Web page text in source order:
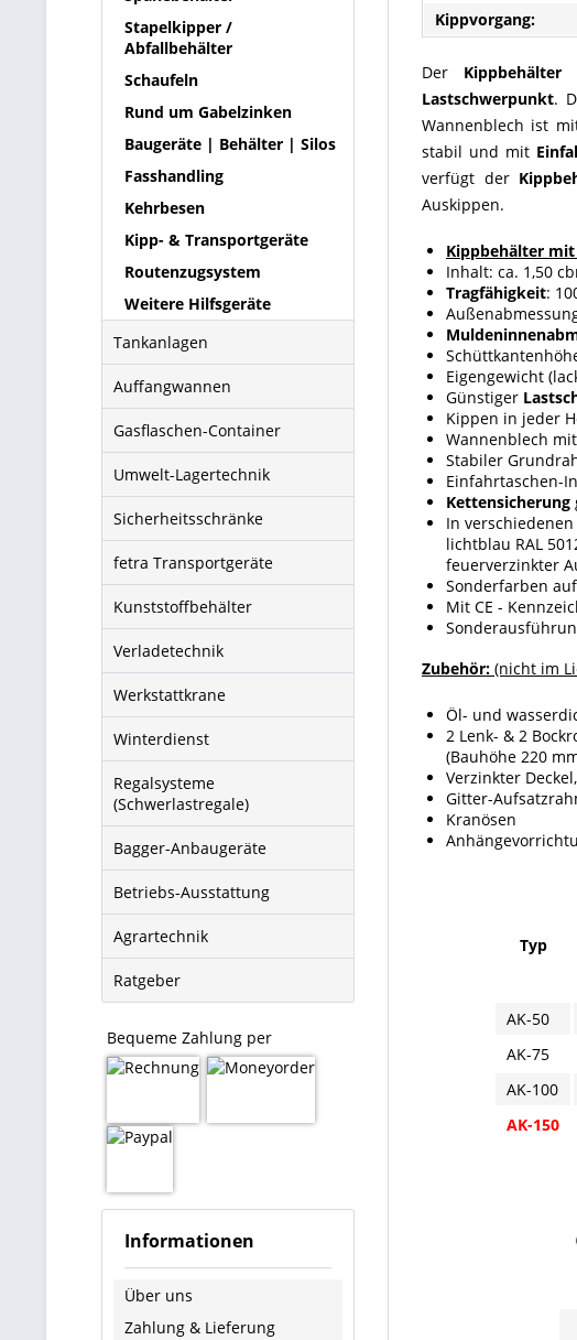
Stapelkipper /
Abfallbehälter
Schaufeln
Rund um Gabelzinken
Baugeräte | Behälter | Silos
Fasshandling
Kehrbesen
Kipp- & Transportgeräte
Routenzugsystem
Weitere Hilfsgeräte
Tankanlagen
Auffangwannen
Gasflaschen-Container
Umwelt-Lagertechnik
Sicherheitsschränke
fetra Transportgeräte
Kunststoffbehälter
Verladetechnik
Werkstattkrane
Winterdienst
Regalsysteme
(Schwerlastregale)
Bagger-Anbaugeräte
Betriebs-Ausstattung
Agrartechnik
Ratgeber
Bequeme Zahlung per
Informationen
Über uns
Zahlung & Lieferung
Kippvorgang:
Der Kippbehälter
Lastschwerpunkt.
Wannenblech ist
stabil und mit
verfügt der
Auskippen.
Kippbehälter
Inhalt: ca. 1,50
Tragfähigkeit:
Eigengewicht
Günstiger
Kippen in jeder
Wannenblech
Stabiler
Einfahrtaschen-
Kettensicherung
In verschiedenen
lichtblau RAL
feuerverzinkter
Sonderfarben
Mit CE -
Zubehör: (nicht im
Öl- und
2 Lenk- & 2
(Bauhöhe 220
Verzinkter
Gitter-
Kranösen
Typ
AK-50
AK-75
AK-100
AK-150